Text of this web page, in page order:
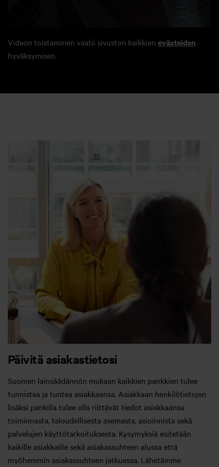
Videon toistaminen vaatii sivuston kaikkien evästeiden
hyväksymisen.
Päivitä asiakastietosi
Suomen lainsäädännön mukaan kaikkien pankkien tulee
tunnistaa ja tuntea asiakkaansa. Asiakkaan henkilötietojen
lisäksi pankilla tulee olla riittävät tiedot asiakkaansa
toiminnasta, taloudellisesta asemasta, asioinnista sekä
palvelujen käyttötarkoituksesta. Kysymyksiä esitetään
kaikille asiakkaille sekä asiakassuhteen alussa että
myöhemmin asiakassuhteen jatkuessa. Lähetämme